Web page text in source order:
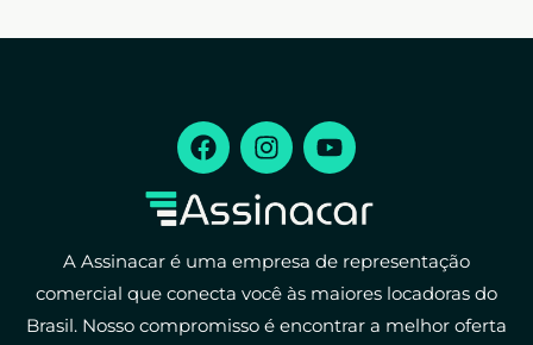
A Assinacar é uma empresa de representação
comercial que conecta você às maiores locadoras do
Brasil. Nosso compromisso é encontrar a melhor oferta